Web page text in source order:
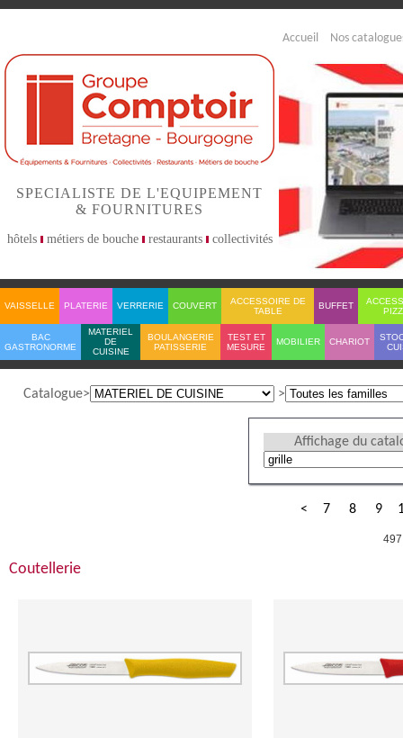
Accueil Nos
SPECIALISTE DE L'EQUIPEMENT
& FOURNITURES
hôtels métiers de bouche restaurants collectivités
VAISSELLE PLATERIE VERRERIE COUVERT
ACCESSOIRE DE
TABLE
BUFFET
BAC
GASTRONORME
MATERIEL
DE
CUISINE
BOULANGERIE
PATISSERIE
TEST ET
MESURE
MOBILIER CHARIOT
Catalogue
Affichage du
< 7 8 9
Coutellerie